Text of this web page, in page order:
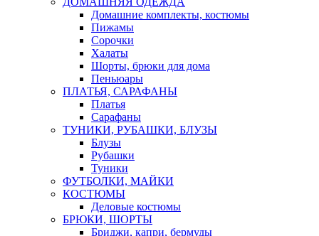
Домашние комплекты, костюмы
Пижамы
Сорочки
Халаты
Шорты, брюки для дома
Пеньюары
ПЛАТЬЯ, САРАФАНЫ
Платья
Сарафаны
ТУНИКИ, РУБАШКИ, БЛУЗЫ
Блузы
Рубашки
Туники
ФУТБОЛКИ, МАЙКИ
КОСТЮМЫ
Деловые костюмы
БРЮКИ, ШОРТЫ
Бриджи, капри, бермуды